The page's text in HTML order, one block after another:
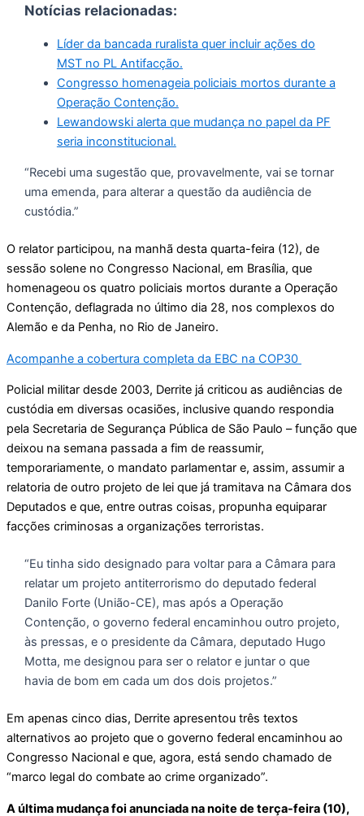
Notícias relacionadas:
Líder da bancada ruralista quer incluir ações do
MST no PL Antifacção.
Congresso homenageia policiais mortos durante a
Operação Contenção.
Lewandowski alerta que mudança no papel da PF
seria inconstitucional.
“Recebi uma sugestão que, provavelmente, vai se tornar
uma emenda, para alterar a questão da audiência de
custódia.”
O relator participou, na manhã desta quarta-feira (12), de
sessão solene no Congresso Nacional, em Brasília, que
homenageou os quatro policiais mortos durante a Operação
Contenção, deflagrada no último dia 28, nos complexos do
Alemão e da Penha, no Rio de Janeiro.
Acompanhe a cobertura completa da EBC na COP30
Policial militar desde 2003, Derrite já criticou as audiências de
custódia em diversas ocasiões, inclusive quando respondia
pela Secretaria de Segurança Pública de São Paulo – função que
deixou na semana passada a fim de reassumir,
temporariamente, o mandato parlamentar e, assim, assumir a
relatoria de outro projeto de lei que já tramitava na Câmara dos
Deputados e que, entre outras coisas, propunha equiparar
facções criminosas a organizações terroristas.
“Eu tinha sido designado para voltar para a Câmara para
relatar um projeto antiterrorismo do deputado federal
Danilo Forte (União-CE), mas após a Operação
Contenção, o governo federal encaminhou outro projeto,
às pressas, e o presidente da Câmara, deputado Hugo
Motta, me designou para ser o relator e juntar o que
havia de bom em cada um dos dois projetos.”
Em apenas cinco dias, Derrite apresentou três textos
alternativos ao projeto que o governo federal encaminhou ao
Congresso Nacional e que, agora, está sendo chamado de
“marco legal do combate ao crime organizado”.
A última mudança foi anunciada na noite de terça-feira (10),